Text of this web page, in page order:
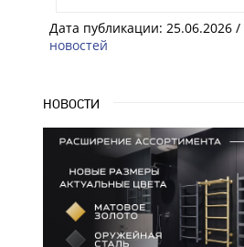
Дата публикации: 25.06.2026 /
новостей
НОВОСТИ